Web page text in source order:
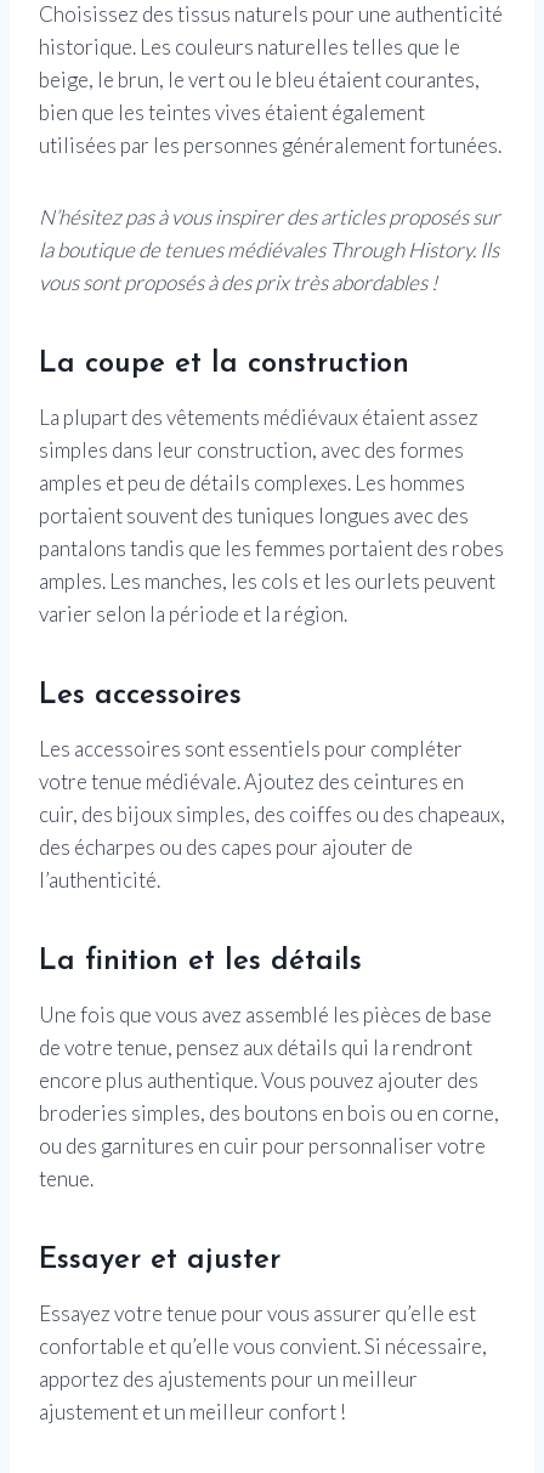
Choisissez des tissus naturels pour une authenticité
historique. Les couleurs naturelles telles que le
beige, le brun, le vert ou le bleu étaient courantes,
bien que les teintes vives étaient également
utilisées par les personnes généralement fortunées.
N’hésitez pas à vous inspirer des articles proposés sur
la boutique de tenues médiévales Through History. Ils
vous sont proposés à des prix très abordables !
La coupe et la construction
La plupart des vêtements médiévaux étaient assez
simples dans leur construction, avec des formes
amples et peu de détails complexes. Les hommes
portaient souvent des tuniques longues avec des
pantalons tandis que les femmes portaient des robes
amples. Les manches, les cols et les ourlets peuvent
varier selon la période et la région.
Les accessoires
Les accessoires sont essentiels pour compléter
votre tenue médiévale. Ajoutez des ceintures en
cuir, des bijoux simples, des coiffes ou des chapeaux,
des écharpes ou des capes pour ajouter de
l’authenticité.
La finition et les détails
Une fois que vous avez assemblé les pièces de base
de votre tenue, pensez aux détails qui la rendront
encore plus authentique. Vous pouvez ajouter des
broderies simples, des boutons en bois ou en corne,
ou des garnitures en cuir pour personnaliser votre
tenue.
Essayer et ajuster
Essayez votre tenue pour vous assurer qu’elle est
confortable et qu’elle vous convient. Si nécessaire,
apportez des ajustements pour un meilleur
ajustement et un meilleur confort !